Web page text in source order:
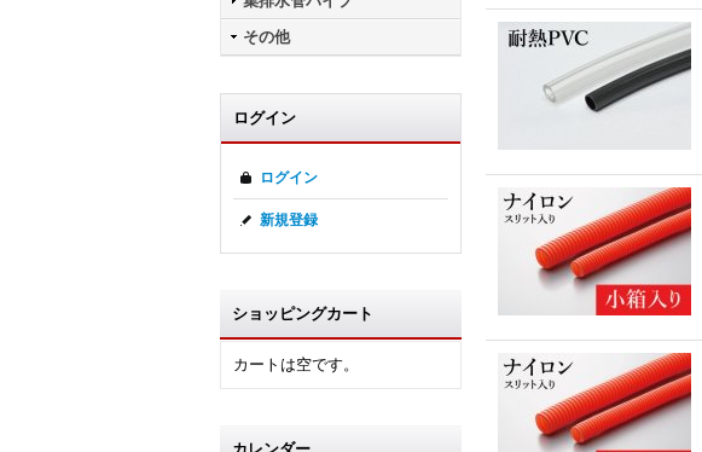
その他
ログイン
ログイン
新規登録
ショッピングカート
カートは空です。